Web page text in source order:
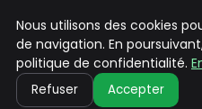
PILAT
Nous utilisons des cookies
de navigation. En
politique de confidentialité.
Refuser Accepter